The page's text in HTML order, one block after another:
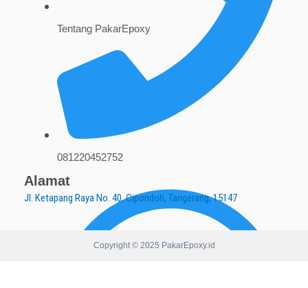
Tentang PakarEpoxy
081220452752
Alamat
Jl. Ketapang Raya No. 40, Cipondoh, Tangerang, 15147
Copyright © 2025 PakarEpoxy.id